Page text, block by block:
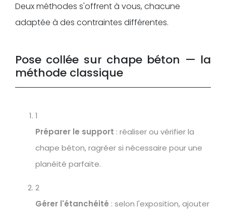
Deux méthodes s'offrent à vous, chacune
adaptée à des contraintes différentes.
Pose collée sur chape béton — la
méthode classique
1
Préparer le support : réaliser ou vérifier la
chape béton, ragréer si nécessaire pour une
planéité parfaite.
2
Gérer l'étanchéité : selon l'exposition, ajouter